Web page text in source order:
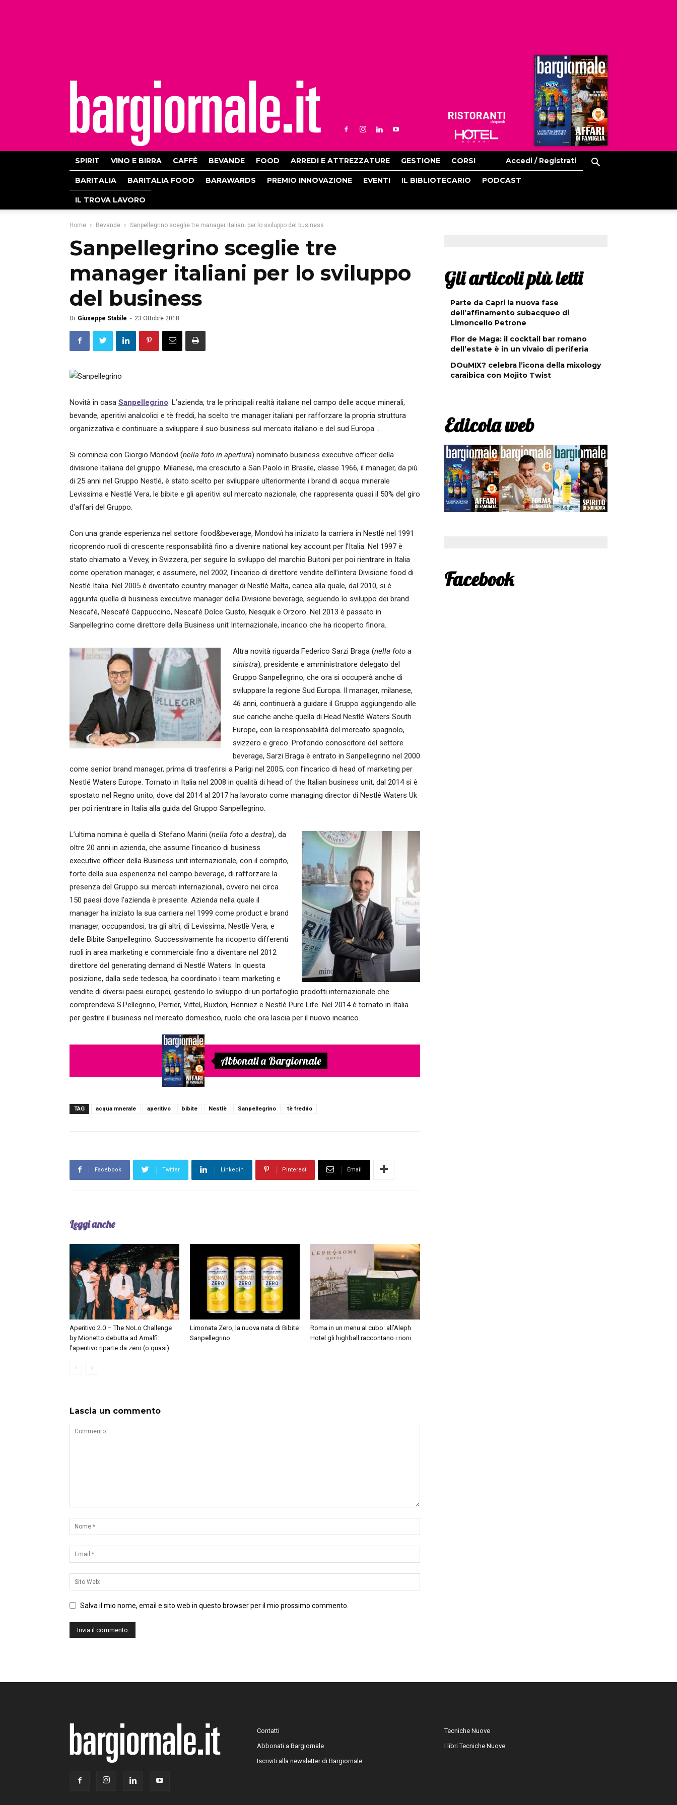
Ristoranti
Hoteldomani
SPIRIT VINO E BIRRA CAFFÈ BEVANDE FOOD ARREDI E ATTREZZATURE GESTIONE CORSI Accedi / Registrati
BARITALIA BARITALIA FOOD BARAWARDS PREMIO INNOVAZIONE EVENTI IL BIBLIOTECARIO PODCAST
IL TROVA LAVORO
Home Bevande Sanpellegrino sceglie tre manager italiani per lo sviluppo del business
Sanpellegrino sceglie tre
manager italiani per lo sviluppo
del business
Di Giuseppe Stabile - 23 Ottobre 2018
Novità in casa Sanpellegrino. L’azienda, tra le principali realtà italiane nel campo delle acque minerali,
bevande, aperitivi analcolici e tè freddi, ha scelto tre manager italiani per rafforzare la propria struttura
organizzativa e continuare a sviluppare il suo business sul mercato italiano e del sud Europa. .
Si comincia con Giorgio Mondovì (nella foto in apertura) nominato business executive officer della
divisione italiana del gruppo. Milanese, ma cresciuto a San Paolo in Brasile, classe 1966, il manager, da più
di 25 anni nel Gruppo Nestlé, è stato scelto per sviluppare ulteriormente i brand di acqua minerale
Levissima e Nestlé Vera, le bibite e gli aperitivi sul mercato nazionale, che rappresenta quasi il 50% del giro
d'affari del Gruppo.
Con una grande esperienza nel settore food&beverage, Mondovì ha iniziato la carriera in Nestlé nel 1991
ricoprendo ruoli di crescente responsabilità fino a divenire national key account per l’Italia. Nel 1997 è
stato chiamato a Vevey, in Svizzera, per seguire lo sviluppo del marchio Buitoni per poi rientrare in Italia
come operation manager, e assumere, nel 2002, l'incarico di direttore vendite dell’intera Divisione food di
Nestlé Italia. Nel 2005 è diventato country manager di Nestlé Malta, carica alla quale, dal 2010, si è
aggiunta quella di business executive manager della Divisione beverage, seguendo lo sviluppo dei brand
Nescafé, Nescafé Cappuccino, Nescafé Dolce Gusto, Nesquik e Orzoro. Nel 2013 è passato in
Sanpellegrino come direttore della Business unit Internazionale, incarico che ha ricoperto finora.
Altra novità riguarda Federico Sarzi Braga (nella foto a
sinistra), presidente e amministratore delegato del
Gruppo Sanpellegrino, che ora si occuperà anche di
sviluppare la regione Sud Europa. Il manager, milanese,
46 anni, continuerà a guidare il Gruppo aggiungendo alle
sue cariche anche quella di Head Nestlé Waters South
Europe, con la responsabilità del mercato spagnolo,
svizzero e greco. Profondo conoscitore del settore
beverage, Sarzi Braga è entrato in Sanpellegrino nel 2000
come senior brand manager, prima di trasferirsi a Parigi nel 2005, con l’incarico di head of marketing per
Nestlé Waters Europe. Tornato in Italia nel 2008 in qualità di head of the Italian business unit, dal 2014 si è
spostato nel Regno unito, dove dal 2014 al 2017 ha lavorato come managing director di Nestlé Waters Uk
per poi rientrare in Italia alla guida del Gruppo Sanpellegrino.
L’ultima nomina è quella di Stefano Marini (nella foto a destra), da
oltre 20 anni in azienda, che assume l’incarico di business
executive officer della Business unit internazionale, con il compito,
forte della sua esperienza nel campo beverage, di rafforzare la
presenza del Gruppo sui mercati internazionali, ovvero nei circa
150 paesi dove l’azienda è presente. Azienda nella quale il
manager ha iniziato la sua carriera nel 1999 come product e brand
manager, occupandosi, tra gli altri, di Levissima, Nestlè Vera, e
delle Bibite Sanpellegrino. Successivamente ha ricoperto differenti
ruoli in area marketing e commerciale fino a diventare nel 2012
direttore del generating demand di Nestlé Waters. In questa
posizione, dalla sede tedesca, ha coordinato i team marketing e
vendite di diversi paesi europei, gestendo lo sviluppo di un portafoglio prodotti internazionale che
comprendeva S.Pellegrino, Perrier, Vittel, Buxton, Henniez e Nestlè Pure Life. Nel 2014 è tornato in Italia
per gestire il business nel mercato domestico, ruolo che ora lascia per il nuovo incarico.
Abbonati a Bargiornale
TAG acqua mnerale aperitivo bibite Nestlè Sanpellegrino tè freddo
Facebook Twitter Linkedin Pinterest Email
Leggi anche
Aperitivo 2.0 – The NoLo Challenge
by Mionetto debutta ad Amalfi:
l’aperitivo riparte da zero (o quasi)
Limonata Zero, la nuova nata di Bibite
Sanpellegrino
Roma in un menu al cubo: all’Aleph
Hotel gli highball raccontano i rioni
Lascia un commento
Salva il mio nome, email e sito web in questo browser per il mio prossimo commento.
Gli articoli più letti
Parte da Capri la nuova fase
dell’affinamento subacqueo di
Limoncello Petrone
Flor de Maga: il cocktail bar romano
dell’estate è in un vivaio di periferia
DOuMIX? celebra l’icona della mixology
caraibica con Mojito Twist
Edicola web
Facebook
Contatti
Abbonati a Bargiornale
Iscriviti alla newsletter di Bargiornale
Tecniche Nuove
I libri Tecniche Nuove